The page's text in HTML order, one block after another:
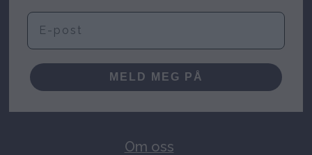
E-post
MELD MEG PÅ
Om oss